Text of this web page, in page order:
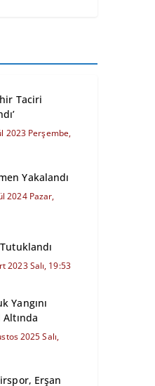
Taciri
2023 Perşembe,
Yakalandı
2024 Pazar,
2023 Salı, 19:53
Yangını
2025 Salı,
Erşan